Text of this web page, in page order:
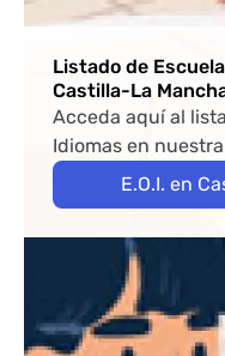
Listado de
Castilla-La
Acceda aquí al
Idiomas en
E.O.I. en
Bloque de